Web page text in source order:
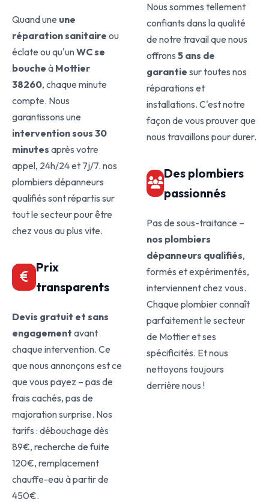
Quand une une
réparation sanitaire ou
éclate ou qu'unWC se
bouche à Mottier
38260, chaque minute
compte. Nous
garantissons une
intervention sous 30
minutes après votre
appel, 24h/24 et 7j/7. nos
plombiers dépanneurs
qualifiés sont répartis sur
tout le secteur pour être
chez vous au plus vite.
Prix
transparents
Devis gratuit et sans
engagement avant
chaque intervention. Ce
que nous annonçons est ce
que vous payez – pas de
frais cachés, pas de
majoration surprise. Nos
tarifs : débouchage dès
89€, recherche de fuite
120€, remplacement
chauffe-eau à partir de
450€.
Nous sommes tellement
confiants dans la qualité
de notre travail que nous
offrons 5 ans de
garantie sur toutes nos
réparations et
installations. C'est notre
façon de vous prouver que
nous travaillons pour durer.
Des plombiers
passionnés
Pas de sous-traitance –
nos plombiers
dépanneurs qualifiés,
formés et expérimentés,
interviennent chez vous.
Chaque plombier connaît
parfaitement le secteur
de Mottier et ses
spécificités. Et nous
nettoyons toujours
derrière nous !